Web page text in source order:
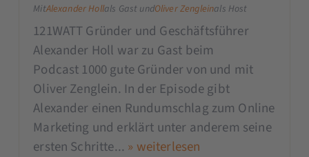
MitAlexander Hollals Gast undOliver Zengleinals Host
121WATT Gründer und Geschäftsführer
Alexander Holl war zu Gast beim
Podcast 1000 gute Gründer von und mit
Oliver Zenglein. In der Episode gibt
Alexander einen Rundumschlag zum Online
Marketing und erklärt unter anderem seine
ersten Schritte... » weiterlesen